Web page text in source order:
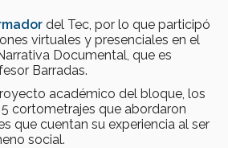
del Tec, por lo que participó
virtuales y presenciales en el
Documental, que es
Barradas.
académico del bloque, los
cortometrajes que abordaron
que cuentan su experiencia al ser
social.